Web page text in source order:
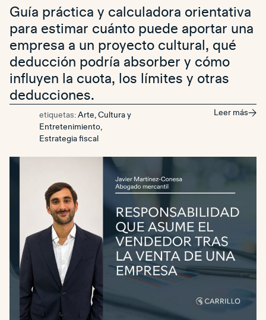
Guía práctica y calculadora orientativa
para estimar cuánto puede aportar una
empresa a un proyecto cultural, qué
deducción podría absorber y cómo
influyen la cuota, los límites y otras
deducciones.
etiquetas: Arte, Cultura y
Entretenimiento
Estrategia fiscal
Leer más